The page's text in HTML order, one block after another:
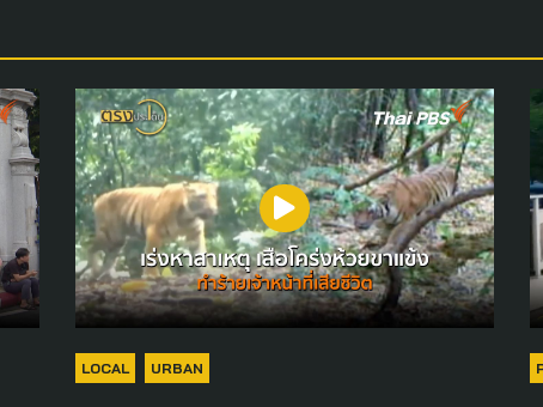
LOCAL URBAN